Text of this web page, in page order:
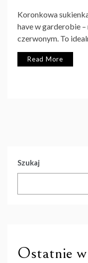
Koronkowa
have w garderobie
czerwonym. To
Read More
Szukaj
Ostatnie